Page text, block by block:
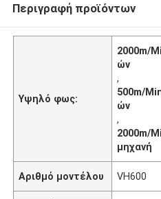
Περιγραφή προϊόντων
Υψηλό φως:
2000m/
ών
,
500m/
ών
,
2000m/
μηχανή
Αριθμό μοντέλου VH600